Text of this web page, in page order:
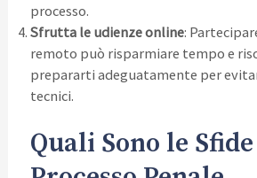
processo.
Sfrutta le udienze online:
remoto può risparmiare tempo e
prepararti adeguatamente per
tecnici.
Quali Sono le